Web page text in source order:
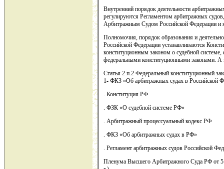
Внутренний порядок деятельности
регулируются Регламентом арбитражных
Арбитражным Судом Российской Федерации
Полномочия, порядок образования и
Российской Федерации устанавливаются
конституционным законом о судебной
федеральными конституционными законами. А
Статья 2 п.2 Федеральный конституционный
1- ФКЗ «Об арбитражных судах в Российской
. Конституция РФ
. ФЗК «О судебной системе РФ»
. Арбитражный процессуальный кодекс РФ
. ФКЗ «Об арбитражных судах в РФ»
. Регламент арбитражных судов Российской
Пленума Высшего Арбитражного Суда РФ от